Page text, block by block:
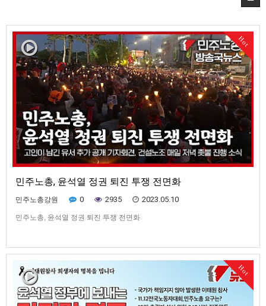
Hot
민주노총, 윤석열 정권 퇴진 투쟁 전면화
민주노총강원 0 2935 2023.05.10
민주노총, 윤석열 정권 퇴진 투쟁 전면화
Hot